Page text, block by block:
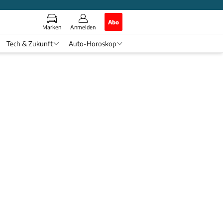
Marken Anmelden
Abo
Tech & Zukunft Auto-Horoskop